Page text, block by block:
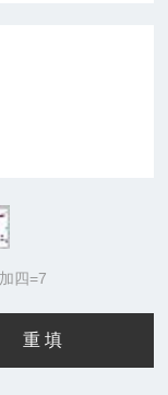
四=7